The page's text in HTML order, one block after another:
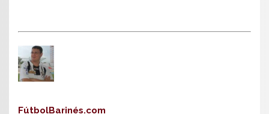
FútbolBarinés.com